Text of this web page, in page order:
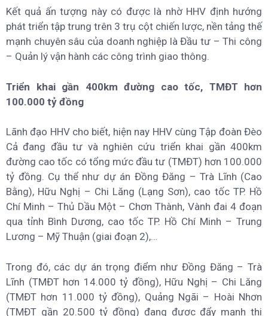
Kết quả ấn tượng này có được là nhờ HHV định hướng
phát triển tập trung trên 3 trụ cột chiến lược, nền tảng thế
mạnh chuyên sâu của doanh nghiệp là Đầu tư – Thi công
– Quản lý vận hành các công trình giao thông.
Triển khai gần 400km đường cao tốc, TMĐT hơn
100.000 tỷ đồng
Lãnh đạo HHV cho biết, hiện nay HHV cùng Tập đoàn Đèo
Cả đang đầu tư và nghiên cứu triển khai gần 400km
đường cao tốc có tổng mức đầu tư (TMĐT) hơn 100.000
tỷ đồng. Cụ thể như dự án Đồng Đăng – Trà Lĩnh (Cao
Bằng), Hữu Nghị – Chi Lăng (Lạng Sơn), cao tốc TP. Hồ
Chí Minh – Thủ Dầu Một – Chơn Thành, Vành đai 4 đoạn
qua tỉnh Bình Dương, cao tốc TP. Hồ Chí Minh – Trung
Lương – Mỹ Thuận (giai đoạn 2),…
Trong đó, các dự án trọng điểm như Đồng Đăng – Trà
Lĩnh (TMĐT hơn 14.000 tỷ đồng), Hữu Nghị – Chi Lăng
(TMĐT hơn 11.000 tỷ đồng), Quảng Ngãi – Hoài Nhơn
(TMĐT gần 20.500 tỷ đồng) đang được đẩy mạnh thi